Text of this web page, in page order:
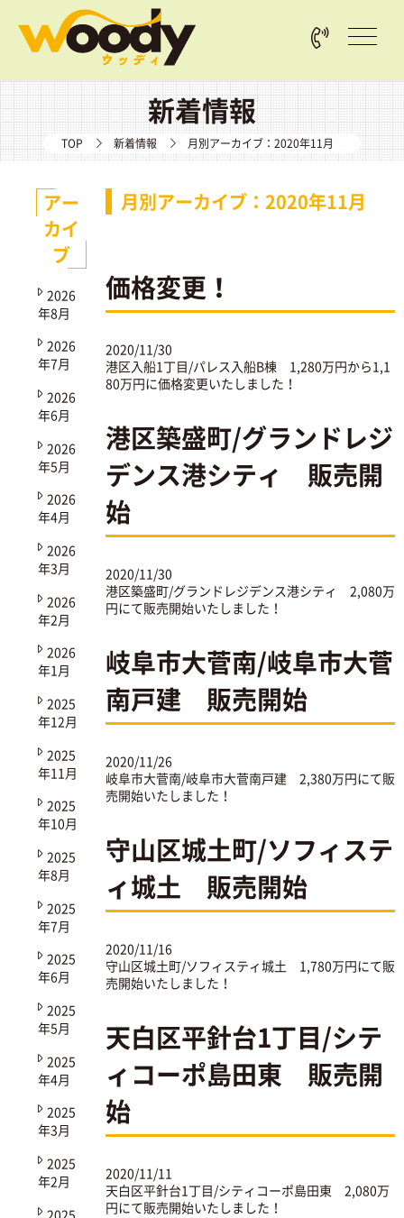
新着情報
TOP 新着情報 月別アーカイブ：2020年11月
月別アーカイブ：2020年11月
価格変更！
2020/11/30
港区入船1丁目/パレス入船B棟 1,280万円から1,1
80万円に価格変更いたしました！
港区築盛町/グランドレジ
デンス港シティ 販売開
始
2020/11/30
港区築盛町/グランドレジデンス港シティ
2,080万
円にて販売開始いたしました！
岐阜市大菅南/岐阜市大菅
南戸建 販売開始
2020/11/26
岐阜市大菅南/岐阜市大菅南戸建 2,380万円にて販
売開始いたしました！
守山区城土町/ソフィステ
ィ城土 販売開始
2020/11/16
守山区城土町/ソフィスティ城土 1,780万円にて販
売開始いたしました！
天白区平針台1丁目/シテ
ィコーポ島田東 販売開
始
2020/11/11
天白区平針台1丁目/シティコーポ島田東 2,080万
円にて販売開始いたしました！
アー
カイ
ブ
2026
年8月
2026
年7月
2026
年6月
2026
年5月
2026
年4月
2026
年3月
2026
年2月
2026
年1月
2025
年12月
2025
年11月
2025
年10月
2025
年8月
2025
年7月
2025
年6月
2025
年5月
2025
年4月
2025
年3月
2025
年2月
2025